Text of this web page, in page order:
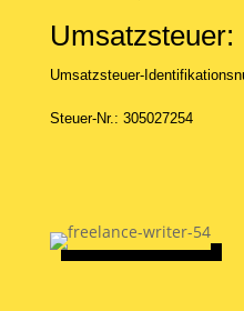
Umsatzsteuer:
Umsatzsteuer-
Steuer-Nr.: 305027254